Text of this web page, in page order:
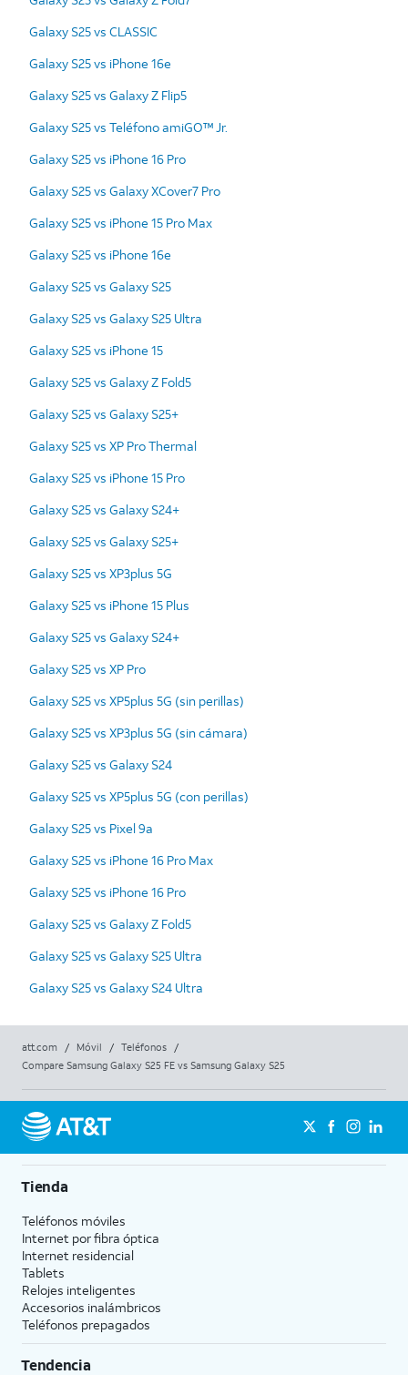
Galaxy S25 vs CLASSIC
Galaxy S25 vs iPhone 16e
Galaxy S25 vs Galaxy Z Flip5
Galaxy S25 vs Teléfono amiGO™ Jr.
Galaxy S25 vs iPhone 16 Pro
Galaxy S25 vs Galaxy XCover7 Pro
Galaxy S25 vs iPhone 15 Pro Max
Galaxy S25 vs iPhone 16e
Galaxy S25 vs Galaxy S25
Galaxy S25 vs Galaxy S25 Ultra
Galaxy S25 vs iPhone 15
Galaxy S25 vs Galaxy Z Fold5
Galaxy S25 vs Galaxy S25+
Galaxy S25 vs XP Pro Thermal
Galaxy S25 vs iPhone 15 Pro
Galaxy S25 vs Galaxy S24+
Galaxy S25 vs Galaxy S25+
Galaxy S25 vs XP3plus 5G
Galaxy S25 vs iPhone 15 Plus
Galaxy S25 vs Galaxy S24+
Galaxy S25 vs XP Pro
Galaxy S25 vs XP5plus 5G (sin perillas)
Galaxy S25 vs XP3plus 5G (sin cámara)
Galaxy S25 vs Galaxy S24
Galaxy S25 vs XP5plus 5G (con perillas)
Galaxy S25 vs Pixel 9a
Galaxy S25 vs iPhone 16 Pro Max
Galaxy S25 vs iPhone 16 Pro
Galaxy S25 vs Galaxy Z Fold5
Galaxy S25 vs Galaxy S25 Ultra
Galaxy S25 vs Galaxy S24 Ultra
att.com / Móvil / Teléfonos
/
Compare Samsung Galaxy S25 FE vs Samsung Galaxy S25
Tienda
Teléfonos móviles
Internet por fibra óptica
Internet residencial
Tablets
Relojes inteligentes
Accesorios inalámbricos
Teléfonos prepagados
Tendencia